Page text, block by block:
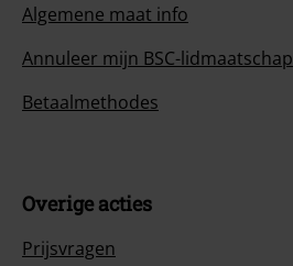
Algemene maat info
Annuleer mijn BSC-lidmaatschap
Betaalmethodes
Overige acties
Prijsvragen